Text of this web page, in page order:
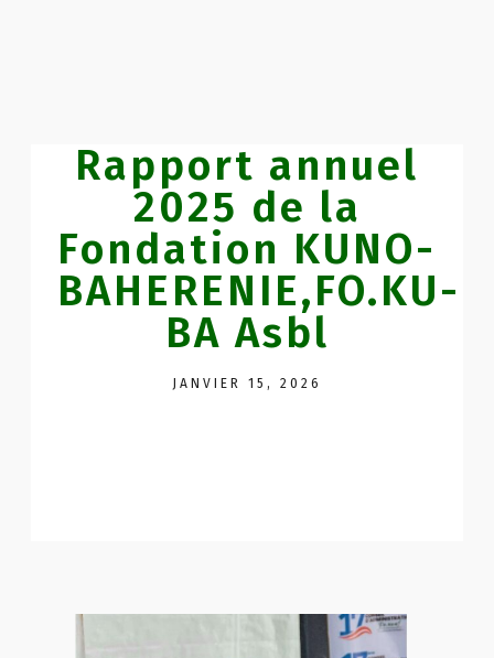
Rapport annuel
2025 de la
Fondation KUNO-
BAHERENIE,FO.KU-
BA Asbl
JANVIER 15, 2026